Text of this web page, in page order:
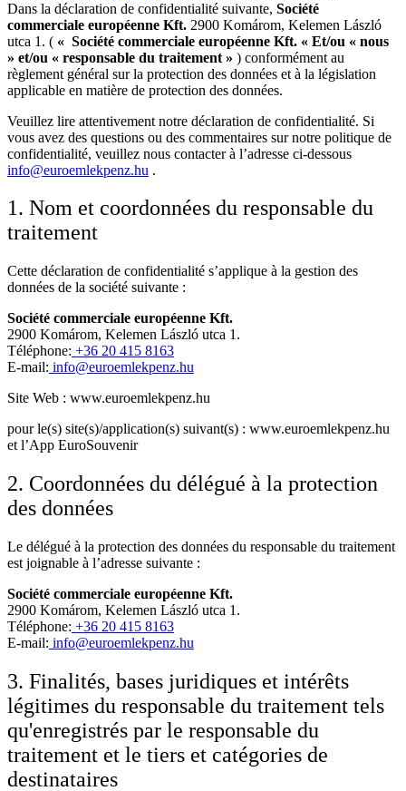
Dans la déclaration de confidentialité suivante, Société
commerciale européenne Kft. 2900 Komárom, Kelemen László
utca 1. ( « Société commerciale européenne Kft. « Et/ou « nous
» et/ou « responsable du traitement » ) conformément au
règlement général sur la protection des données et à la législation
applicable en matière de protection des données.
Veuillez lire attentivement notre déclaration de confidentialité. Si
vous avez des questions ou des commentaires sur notre politique de
confidentialité, veuillez nous contacter à l’adresse ci-dessous
info@euroemlekpenz.hu .
1. Nom et coordonnées du responsable du
traitement
Cette déclaration de confidentialité s’applique à la gestion des
données de la société suivante :
Société commerciale européenne Kft.
2900 Komárom, Kelemen László utca 1.
Téléphone: +36 20 415 8163
E-mail: info@euroemlekpenz.hu
Site Web : www.euroemlekpenz.hu
pour le(s) site(s)/application(s) suivant(s) : www.euroemlekpenz.hu
et l’App EuroSouvenir
2. Coordonnées du délégué à la protection
des données
Le délégué à la protection des données du responsable du traitement
est joignable à l’adresse suivante :
Société commerciale européenne Kft.
2900 Komárom, Kelemen László utca 1.
Téléphone: +36 20 415 8163
E-mail: info@euroemlekpenz.hu
3. Finalités, bases juridiques et intérêts
légitimes du responsable du traitement tels
qu'enregistrés par le responsable du
traitement et le tiers et catégories de
destinataires